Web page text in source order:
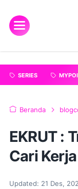
SERIES
Beranda
EKRUT :
Cari
Updated: 21 Des,